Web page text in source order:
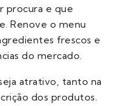
procura e que
Renove o menu
frescos e
do mercado.
atrativo, tanto na
dos produtos.